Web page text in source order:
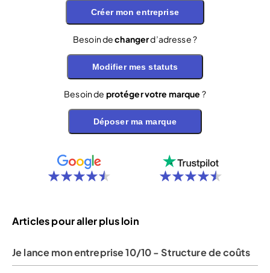
Créer mon entreprise
Besoin dechangerd’adresse ?
Modifier mes statuts
Besoin de protéger votre marque ?
Déposer ma marque
Articles pour aller plus loin
Je lance mon entreprise 10/10 - Structure de coûts